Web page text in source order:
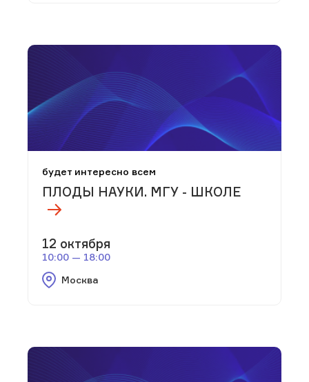
будет интересно всем
ПЛОДЫ НАУКИ. МГУ - ШКОЛЕ
12 октября
10:00 — 18:00
Москва